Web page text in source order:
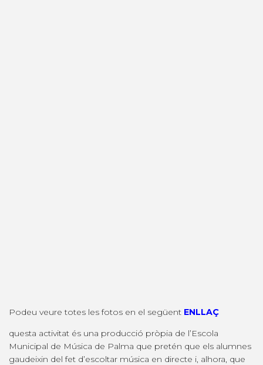
Podeu veure totes les fotos en el següent ENLLAÇ
questa activitat és una producció pròpia de l’Escola
Municipal de Música de Palma que pretén que els alumnes
gaudeixin del fet d’escoltar música en directe i, alhora, que